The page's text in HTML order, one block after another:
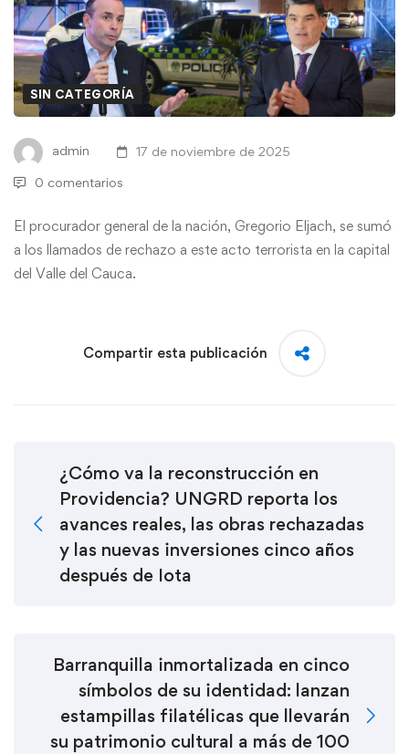
SIN CATEGORÍA
admin 17 de noviembre de 2025
0 comentarios
El procurador general de la nación, Gregorio Eljach, se sumó
a los llamados de rechazo a este acto terrorista en la capital
del Valle del Cauca.
Compartir esta publicación
¿Cómo va la reconstrucción en
Providencia? UNGRD reporta los
avances reales, las obras rechazadas
y las nuevas inversiones cinco años
después de Iota
Barranquilla inmortalizada en cinco
símbolos de su identidad: lanzan
estampillas filatélicas que llevarán
su patrimonio cultural a más de 100